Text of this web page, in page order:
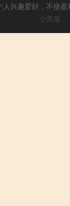
人兴趣爱好，不接
小男孩